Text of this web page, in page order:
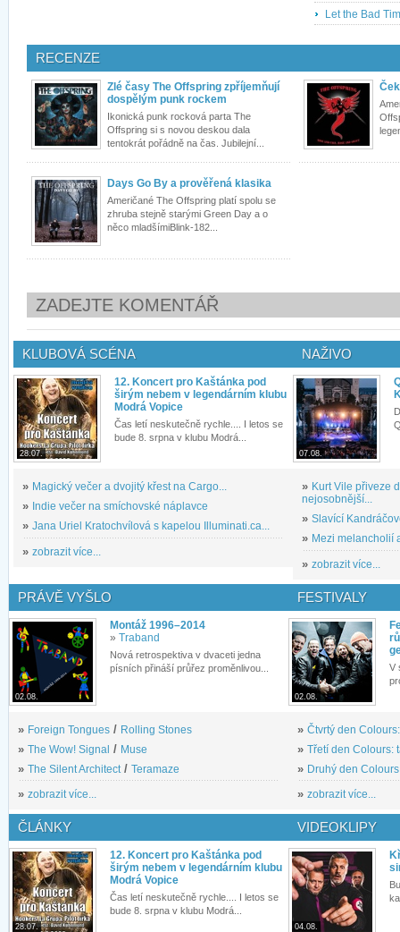
Let the Bad
RECENZE
Zlé časy The Offspring zpříjemňují
dospělým punk rockem
Ikonická punk rocková parta The
Offspring si s novou deskou dala
tentokrát pořádně na čas. Jubilejní...
Days Go By a prověřená klasika
Američané The Offspring platí spolu se
zhruba stejně starými Green Day a o
něco mladšímiBlink-182...
ZADEJTE KOMENTÁŘ
KLUBOVÁ SCÉNA
28.07.
12. Koncert pro Kaštánka pod
širým nebem v legendárním klubu
Modrá Vopice
Čas letí neskutečně rychle.... I letos se
bude 8. srpna v klubu Modrá...
» Magický večer a dvojitý křest na Cargo...
» Indie večer na smíchovské náplavce
» Jana Uriel Kratochvílová s kapelou Illuminati.ca...
» zobrazit více...
NAŽIVO
07.08.
» Kurt Vile přiveze
nejosobnější...
» Slavící
» Mezi melancholií
» zobrazit více...
PRÁVĚ VYŠLO
02.08.
Montáž 1996–2014
» Traband
Nová retrospektiva v dvaceti jedna
písních přináší průřez proměnlivou...
» Foreign Tongues / Rolling Stones
» The Wow! Signal / Muse
» The Silent Architect / Teramaze
» zobrazit více...
FESTIVALY
02.08.
V
» Čtvrtý den
» Třetí den Colours:
» Druhý den
» zobrazit více...
ČLÁNKY
28.07.
12. Koncert pro Kaštánka pod
širým nebem v legendárním klubu
Modrá Vopice
Čas letí neskutečně rychle.... I letos se
bude 8. srpna v klubu Modrá...
VIDEOKLIPY
04.08.